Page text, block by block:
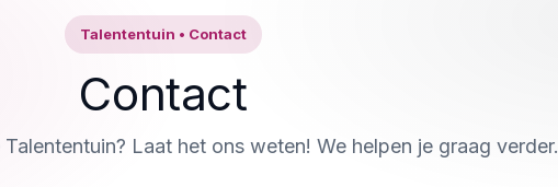
Talententuin • Contact
Contact
Laat het ons weten! We helpen je graag verder.